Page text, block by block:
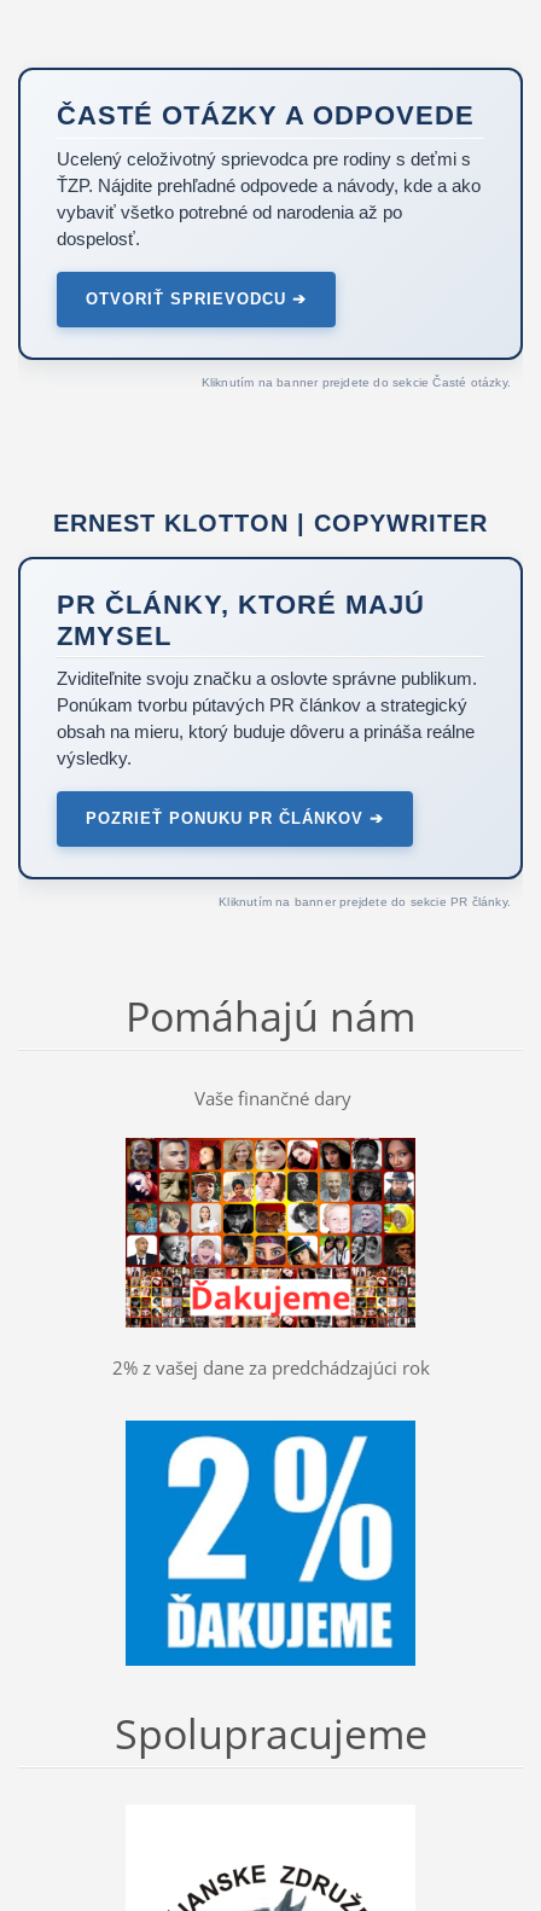
ČASTÉ OTÁZKY A ODPOVEDE
Ucelený celoživotný sprievodca pre rodiny s deťmi s
ŤZP. Nájdite prehľadné odpovede a návody, kde a ako
vybaviť všetko potrebné od narodenia až po
dospelosť.
OTVORIŤ SPRIEVODCU ➔
Kliknutím na banner prejdete do sekcie Časté otázky.
ERNEST KLOTTON | COPYWRITER
PR ČLÁNKY, KTORÉ MAJÚ
ZMYSEL
Zviditeľnite svoju značku a oslovte správne publikum.
Ponúkam tvorbu pútavých PR článkov a strategický
obsah na mieru, ktorý buduje dôveru a prináša reálne
výsledky.
POZRIEŤ PONUKU PR ČLÁNKOV ➔
Kliknutím na banner prejdete do sekcie PR články.
Pomáhajú nám
Vaše finančné dary
2% z vašej dane za predchádzajúci rok
Spolupracujeme